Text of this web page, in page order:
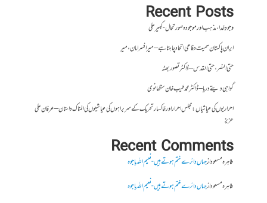
Recent Posts
وجودِ خدا، مذہب اور موجودہ صورتحال- کبیر علی
ایران پاکستان سمیت دفاعی اتحاد چاہتا ہے – میر افسر امان،میر
حتی النصر ، حتی القدس – ڈاکٹر تصور بھٹہ
گواہی دیتے دریا – ڈاکٹر محمد طیب خان سنگھانوی
احراریوں کی عیاشیاں : مجلس احرار اور خاکسار تحریک کے سربراہوں کی عیاشیوں کی المناک داستان – عرفان علی
عزیز
Recent Comments
طاہرہ مسعودازجہاں دائرے ختم ہوتے ہیں- نعیم اللہ باجوہ
طاہرہ مسعودازجہاں دائرے ختم ہوتے ہیں- نعیم اللہ باجوہ